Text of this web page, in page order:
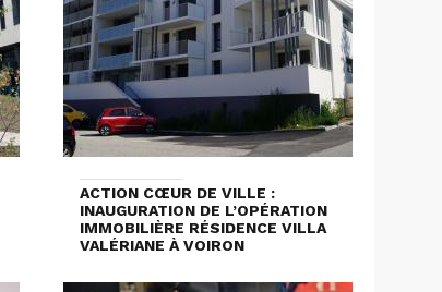
ACTION CŒUR DE VILLE :
INAUGURATION DE L’OPÉRATION
IMMOBILIÈRE RÉSIDENCE VILLA
VALÉRIANE À VOIRON